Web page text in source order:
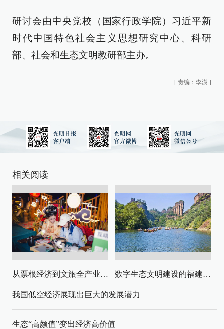
研讨会由中央党校（国家行政学院）习近平新
时代中国特色社会主义思想研究中心、科研
部、社会和生态文明教研部主办。
[ 责编：李澍 ]
相关阅读
从票根经济到文旅全产业链升级 数字生态文明建设的福建路径与启示
我国低空经济展现出巨大的发展潜力
生态“高颜值”变出经济高价值